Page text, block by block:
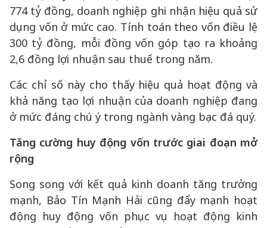
774 tỷ đồng, doanh nghiệp ghi nhận hiệu quả sử
dụng vốn ở mức cao. Tính toán theo vốn điều lệ
300 tỷ đồng, mỗi đồng vốn góp tạo ra khoảng
2,6 đồng lợi nhuận sau thuế trong năm.
Các chỉ số này cho thấy hiệu quả hoạt động và
khả năng tạo lợi nhuận của doanh nghiệp đang
ở mức đáng chú ý trong ngành vàng bạc đá quý.
Tăng cường huy động vốn trước giai đoạn mở
rộng
Song song với kết quả kinh doanh tăng trưởng
mạnh, Bảo Tín Mạnh Hải cũng đẩy mạnh hoạt
động huy động vốn phục vụ hoạt động kinh